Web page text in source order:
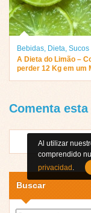
Bebidas, Dieta, Sucos
A Dieta do Limão –
perder 12 Kg em um
Comenta
Buscar
Al utilizar
comprendido
privacidad .